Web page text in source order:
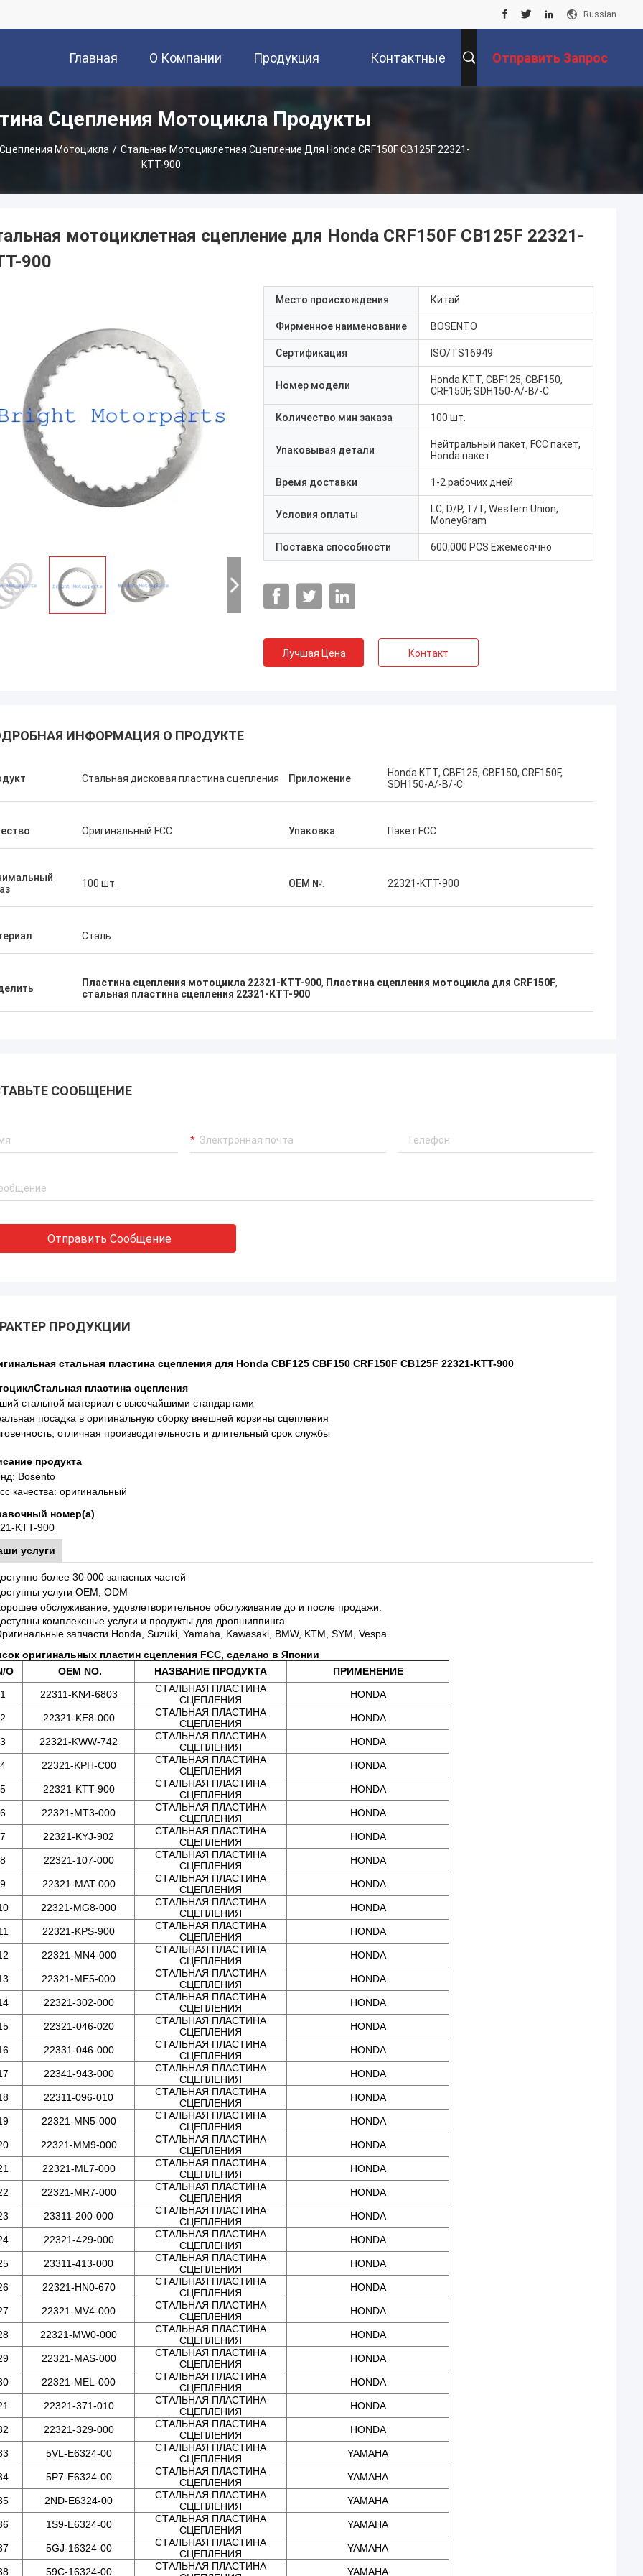
Russian
Главная
Страница
О Компании Продукция Контактные Отправить Запрос
Сцепления Мотоцикла Продукты
Мотоцикла / Стальная Мотоциклетная Сцепление Для Honda CRF150F CB125F 22321-
KTT-900
превосходный, у нас хорошие
долгосрочное сотрудничество с вашим
Кумар Афтаб
Я принимаю вашу карточку с
мотоциклетная сцепление для Honda CRF150F CB125F 22321-
900
Место происхождения Китай
Фирменное наименование BOSENTO
Сертификация ISO/TS16949
Номер модели
Honda KTT, CBF125, CBF150,
CRF150F, SDH150-A/-B/-C
Количество мин заказа 100 шт.
Упаковывая детали
Нейтральный пакет, FCC пакет,
Honda пакет
Время доставки 1-2 рабочих дней
Условия оплаты
LC, D/P, T/T, Western Union,
MoneyGram
Поставка способности 600,000 PCS Ежемесячно
Лучшая Цена Контакт
ИНФОРМАЦИЯ О ПРОДУКТЕ
Стальная дисковая пластина сцепления Приложение
Honda KTT, CBF125, CBF150, CRF150F,
SDH150-A/-B/-C
Оригинальный FCC Упаковка Пакет FCC
100 шт. OEM №. 22321-KTT-900
Сталь
Пластина сцепления мотоцикла 22321-KTT-900, Пластина сцепления мотоцикла для CRF150F,
стальная пластина сцепления 22321-KTT-900
СООБЩЕНИЕ
Отправить Сообщение
ПРОДУКЦИИ
стальная пластина сцепления для Honda CBF125 CBF150 CRF150F CB125F 22321-KTT-900
Стальная пластина сцепления
стальной материал с высочайшими стандартами
посадка в оригинальную сборку внешней корзины сцепления
отличная производительность и длительный срок службы
продукта
Bosento
качества: оригинальный
номер(а)
KTT-900
услуги
более 30 000 запасных частей
услуги OEM, ODM
обслуживание, удовлетворительное обслуживание до и после продажи.
комплексные услуги и продукты для дропшиппинга
запчасти Honda, Suzuki, Yamaha, Kawasaki, BMW, KTM, SYM, Vespa
оригинальных пластин сцепления FCC, сделано в Японии
O
OEM NO. НАЗВАНИЕ ПРОДУКТА
ПРИМЕНЕНИЕ
1
22311-KN4-6803
СТАЛЬНАЯ ПЛАСТИНА
СЦЕПЛЕНИЯ
HONDA
2 22321-KE8-000
СТАЛЬНАЯ ПЛАСТИНА
СЦЕПЛЕНИЯ
HONDA
3 22321-KWW-742
СТАЛЬНАЯ ПЛАСТИНА
СЦЕПЛЕНИЯ
HONDA
4 22321-KPH-C00
СТАЛЬНАЯ ПЛАСТИНА
СЦЕПЛЕНИЯ
HONDA
5 22321-KTT-900
СТАЛЬНАЯ ПЛАСТИНА
СЦЕПЛЕНИЯ
HONDA
6 22321-MT3-000
СТАЛЬНАЯ ПЛАСТИНА
СЦЕПЛЕНИЯ
HONDA
7 22321-KYJ-902
СТАЛЬНАЯ ПЛАСТИНА
СЦЕПЛЕНИЯ
HONDA
8 22321-107-000
СТАЛЬНАЯ ПЛАСТИНА
СЦЕПЛЕНИЯ
HONDA
9 22321-MAT-000
СТАЛЬНАЯ ПЛАСТИНА
СЦЕПЛЕНИЯ
HONDA
22321-MG8-000
СТАЛЬНАЯ ПЛАСТИНА
СЦЕПЛЕНИЯ
HONDA
22321-KPS-900
СТАЛЬНАЯ ПЛАСТИНА
СЦЕПЛЕНИЯ
HONDA
22321-MN4-000
СТАЛЬНАЯ ПЛАСТИНА
СЦЕПЛЕНИЯ
HONDA
22321-ME5-000
СТАЛЬНАЯ ПЛАСТИНА
СЦЕПЛЕНИЯ
HONDA
22321-302-000
СТАЛЬНАЯ ПЛАСТИНА
СЦЕПЛЕНИЯ
HONDA
22321-046-020
СТАЛЬНАЯ ПЛАСТИНА
СЦЕПЛЕНИЯ
HONDA
22331-046-000
СТАЛЬНАЯ ПЛАСТИНА
СЦЕПЛЕНИЯ
HONDA
22341-943-000
СТАЛЬНАЯ ПЛАСТИНА
СЦЕПЛЕНИЯ
HONDA
22311-096-010
СТАЛЬНАЯ ПЛАСТИНА
СЦЕПЛЕНИЯ
HONDA
22321-MN5-000
СТАЛЬНАЯ ПЛАСТИНА
СЦЕПЛЕНИЯ
HONDA
22321-MM9-000
СТАЛЬНАЯ ПЛАСТИНА
СЦЕПЛЕНИЯ
HONDA
22321-ML7-000
СТАЛЬНАЯ ПЛАСТИНА
СЦЕПЛЕНИЯ
HONDA
22321-MR7-000
СТАЛЬНАЯ ПЛАСТИНА
СЦЕПЛЕНИЯ
HONDA
23311-200-000
СТАЛЬНАЯ ПЛАСТИНА
СЦЕПЛЕНИЯ
HONDA
22321-429-000
СТАЛЬНАЯ ПЛАСТИНА
СЦЕПЛЕНИЯ
HONDA
23311-413-000
СТАЛЬНАЯ ПЛАСТИНА
СЦЕПЛЕНИЯ
HONDA
22321-HN0-670
СТАЛЬНАЯ ПЛАСТИНА
СЦЕПЛЕНИЯ
HONDA
22321-MV4-000
СТАЛЬНАЯ ПЛАСТИНА
СЦЕПЛЕНИЯ
HONDA
22321-MW0-000
СТАЛЬНАЯ ПЛАСТИНА
СЦЕПЛЕНИЯ
HONDA
22321-MAS-000
СТАЛЬНАЯ ПЛАСТИНА
СЦЕПЛЕНИЯ
HONDA
22321-MEL-000
СТАЛЬНАЯ ПЛАСТИНА
СЦЕПЛЕНИЯ
HONDA
22321-371-010
СТАЛЬНАЯ ПЛАСТИНА
СЦЕПЛЕНИЯ
HONDA
22321-329-000
СТАЛЬНАЯ ПЛАСТИНА
СЦЕПЛЕНИЯ
HONDA
5VL-E6324-00
СТАЛЬНАЯ ПЛАСТИНА
СЦЕПЛЕНИЯ
YAMAHA
5P7-E6324-00
СТАЛЬНАЯ ПЛАСТИНА
СЦЕПЛЕНИЯ
YAMAHA
2ND-E6324-00
СТАЛЬНАЯ ПЛАСТИНА
СЦЕПЛЕНИЯ
YAMAHA
1S9-E6324-00
СТАЛЬНАЯ ПЛАСТИНА
СЦЕПЛЕНИЯ
YAMAHA
5GJ-16324-00
СТАЛЬНАЯ ПЛАСТИНА
СЦЕПЛЕНИЯ
YAMAHA
59C-16324-00
СТАЛЬНАЯ ПЛАСТИНА
YAMAHA